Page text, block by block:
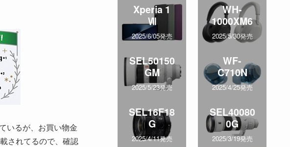
いるが、お買い物金
されてるので、確認
Xperia 1
Ⅶ
2025/6/05発売
WH-
1000XM6
2025/5/30発売
SEL50150
GM
2025/5/23発売
WF-
C710N
2025/4/25発売
SEL16F18
G
2025/4/11発売
SEL40080
0G
2025/3/19発売